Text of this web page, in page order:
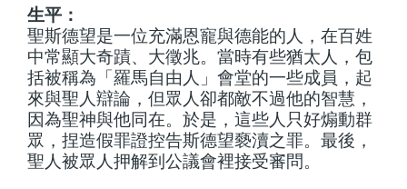
生平：
聖斯德望是一位充滿恩寵與德能的人，在百姓
中常顯大奇蹟、大徵兆。當時有些猶太人，包
括被稱為「羅馬自由人」會堂的一些成員，起
來與聖人辯論，但眾人卻都敵不過他的智慧，
因為聖神與他同在。於是，這些人只好煽動群
眾，捏造假罪證控告斯德望褻瀆之罪。最後，
聖人被眾人押解到公議會裡接受審問。